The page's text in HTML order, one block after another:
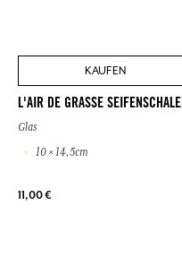
KAUFEN
L'AIR DE GRASSE SEIFENSCHALE
Glas
10 × 14,5cm
11,00 €